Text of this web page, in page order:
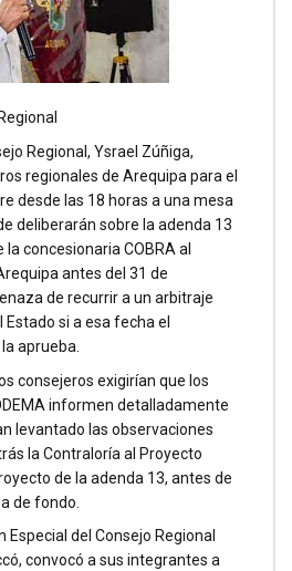
Regional, Ysrael Zúñiga,
regionales de Arequipa para el
desde las 18 horas a una mesa
deliberarán sobre la adenda 13
concesionaria COBRA al
antes del 31 de
de recurrir a un arbitraje
si a esa fecha el
aprueba.
consejeros exigirían que los
informen detalladamente
levantado las observaciones
la Contraloría al Proyecto
de la adenda 13, antes de
de fondo.
del Consejo Regional
convocó a sus integrantes a